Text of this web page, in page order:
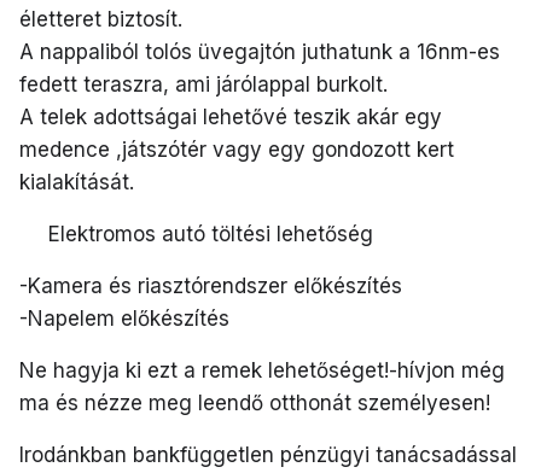
életteret biztosít.
A nappaliból tolós üvegajtón juthatunk a 16nm-es
fedett teraszra, ami járólappal burkolt.
A telek adottságai lehetővé teszik akár egy
medence ,játszótér vagy egy gondozott kert
kialakítását.
Elektromos autó töltési lehetőség
-Kamera és riasztórendszer előkészítés
-Napelem előkészítés
Ne hagyja ki ezt a remek lehetőséget!-hívjon még
ma és nézze meg leendő otthonát személyesen!
Irodánkban bankfüggetlen pénzügyi tanácsadással